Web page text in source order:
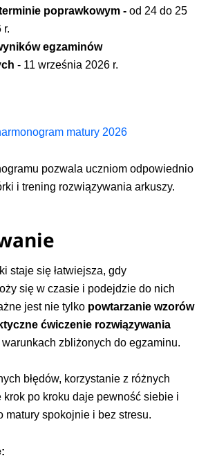
poprawkowym -od 24 do 25
r.
egzaminów
- 11 września 2026 r.
matury 2026
pozwala uczniom odpowiednio
i trening rozwiązywania arkuszy.
staje się łatwiejsza, gdy
się w czasie i podejdzie do nich
jest nie tylko powtarzanie wzorów
ćwiczenie rozwiązywania
warunkach zbliżonych do egzaminu.
błędów, korzystanie z różnych
krok po kroku daje pewność siebie i
matury spokojnie i bez stresu.